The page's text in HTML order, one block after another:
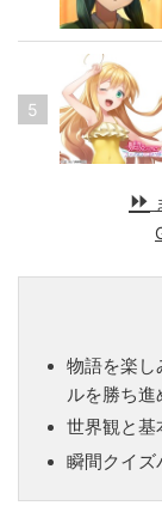
5
物語を楽し
ルを勝ち進
世界観と基
瞬間クイズ